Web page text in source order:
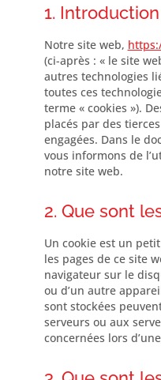
1. Introduction
Notre site web,
(ci-après : « le site
autres technologies
toutes ces
terme « cookies »).
placés par des
engagées. Dans le
vous informons de
notre site web.
2. Que sont
Un cookie est un
les pages de ce site
navigateur sur le
ou d’un autre
sont stockées
serveurs ou aux
concernées lors